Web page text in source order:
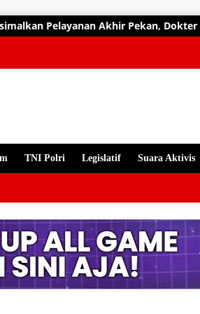
Pekan, Dokter Spesialis Siap Layani
TNI Polri Legislatif Suara Aktivis